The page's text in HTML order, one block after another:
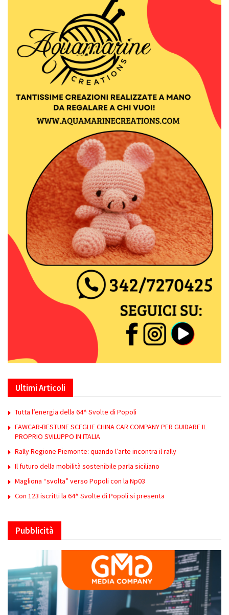
Ultimi Articoli
Tutta l’energia della 64^ Svolte di Popoli
FAWCAR-BESTUNE SCEGLIE CHINA CAR COMPANY PER GUIDARE IL
PROPRIO SVILUPPO IN ITALIA
Rally Regione Piemonte: quando l’arte incontra il rally
Il futuro della mobilità sostenibile parla siciliano
Magliona “svolta” verso Popoli con la Np03
Con 123 iscritti la 64^ Svolte di Popoli si presenta
Pubblicità